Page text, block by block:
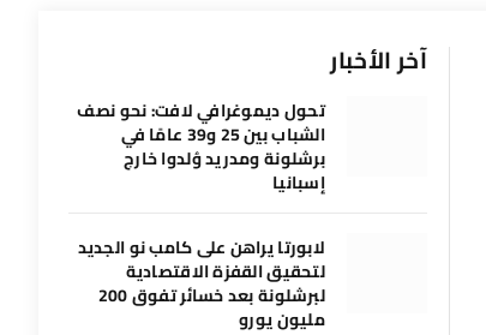
آخر الأخبار
تحول ديموغرافي لافت: نحو نصف
الشباب بين 25 و39 عامًا في
برشلونة ومدريد وُلدوا خارج
إسبانيا
لابورتا يراهن على كامب نو الجديد
لتحقيق القفزة الاقتصادية
لبرشلونة بعد خسائر تفوق 200
مليون يورو